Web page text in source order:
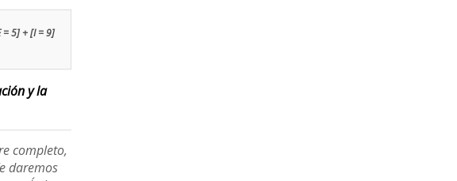
= 5] + [I = 9]
y la
completo,
daremos